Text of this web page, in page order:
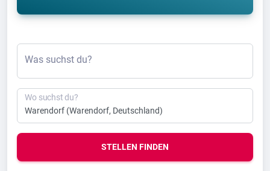
Was suchst du?
Wo suchst du?
STELLEN FINDEN